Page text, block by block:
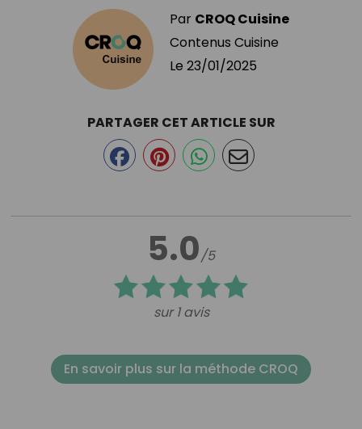
Par CROQ Cuisine
Contenus Cuisine
Le 23/01/2025
5.0/5
sur 1 avis
PARTAGER CET ARTICLE SUR
En savoir plus sur la méthode CROQ